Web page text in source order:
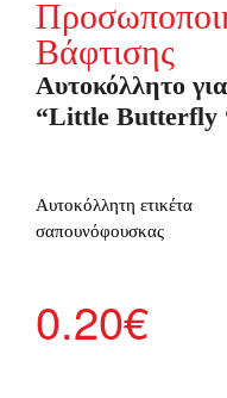
Βάφτισης
Αυτοκόλλητο
“Little Butterfly
Αυτοκόλλητη ετικέτα
σαπουνόφουσκας
0.20€